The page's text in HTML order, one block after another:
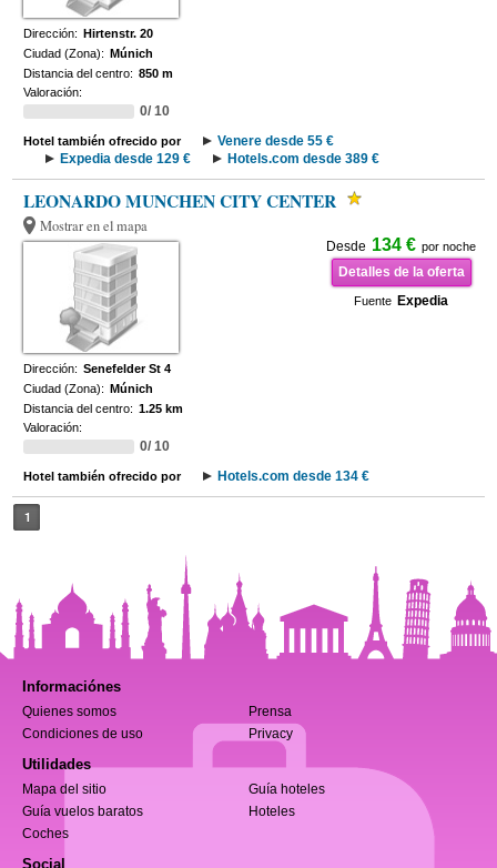
Dirección: Hirtenstr. 20
Ciudad (Zona): Múnich
Distancia del centro: 850 m
Valoración:
0/ 10
Hotel también ofrecido por
Venere desde 55 €
Expedia desde 129 €
Hotels.com desde 389 €
LEONARDO MUNCHEN CITY CENTER
Mostrar en el mapa
Desde 134 € por noche
Detalles de la oferta
Fuente Expedia
Dirección: Senefelder St 4
Ciudad (Zona): Múnich
Distancia del centro: 1.25 km
Valoración:
0/ 10
Hotel también ofrecido por Hotels.com desde 134 €
1
Informaciónes
Quienes somos
Prensa
Condiciones de uso
Privacy
Utilidades
Mapa del sitio
Guía hoteles
Guía vuelos baratos
Hoteles
Coches
Social